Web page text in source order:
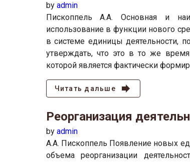
by admin
Пископпель А.А. Основная и
использование в функции нового
в системе единицы деятельности,
утверждать, что это в то же время
которой является фактически
Читать дальше
Реорганизация
by admin
А.А. Пископпель Появление новых
объема реорганизации